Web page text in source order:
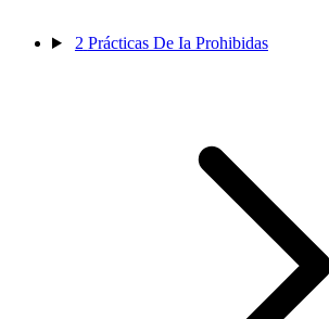
2 Prácticas De Ia Prohibidas